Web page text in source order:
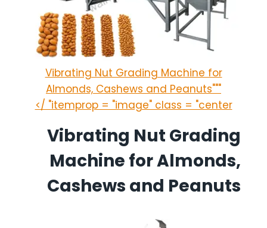
Vibrating Nut Grading Machine for
Almonds, Cashews and Peanuts"""
itemprop = "image" class = "center" />
Vibrating Nut Grading
Machine for Almonds,
Cashews and Peanuts